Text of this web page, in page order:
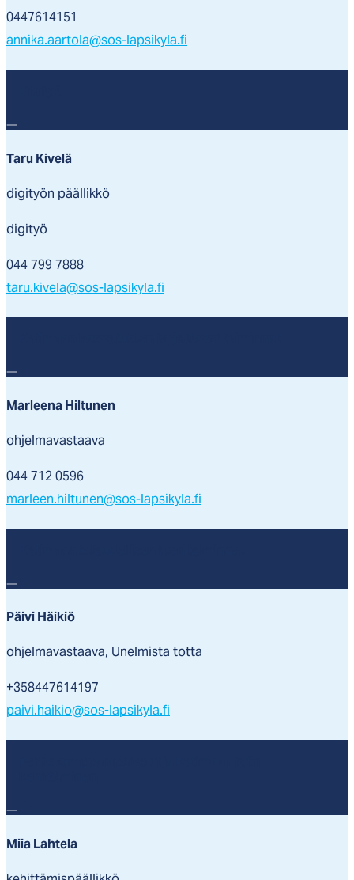
0447614151
annika.aartola@sos-lapsikyla.fi
Taru Kivelä
digityön päällikkö
digityö
044 799 7888
taru.kivela@sos-lapsikyla.fi
Marleena Hiltunen
ohjelmavastaava
044 712 0596
marleen.hiltunen@sos-lapsikyla.fi
Päivi Häikiö
ohjelmavastaava, Unelmista totta
+358447614197
paivi.haikio@sos-lapsikyla.fi
Miia Lahtela